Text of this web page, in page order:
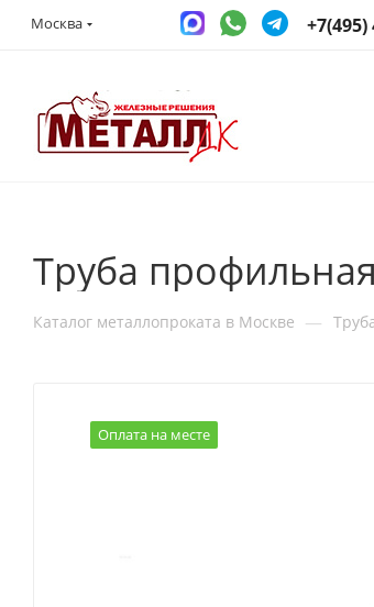
Москва +7(495)
Труба
Каталог металлопроката в Москве —
Оплата на месте